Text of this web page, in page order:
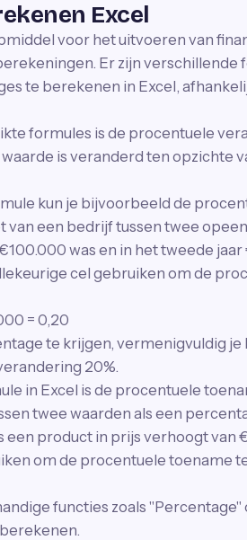
Excel
voor het uitvoeren van
Er zijn verschillende
te berekenen in Excel,
formules is de procentuele
is veranderd ten opzichte
kun je bijvoorbeeld de
van een bedrijf tussen twee
was en in het tweede jaar
cel gebruiken om de
= 0,20
te krijgen, vermenigvuldig je
20%.
in Excel is de procentuele
twee waarden als een
product in prijs verhoogt van
om de procentuele toename
functies zoals "Percentage"